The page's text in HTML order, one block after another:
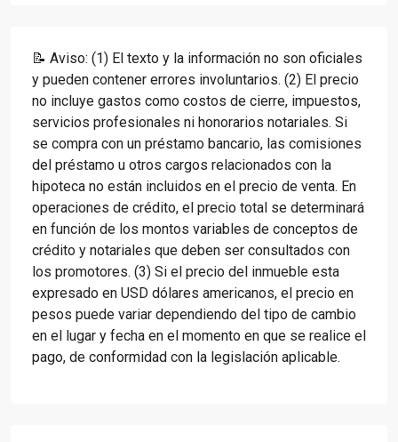
📝 Aviso: (1) El texto y la información no son oficiales
y pueden contener errores involuntarios. (2) El precio
no incluye gastos como costos de cierre, impuestos,
servicios profesionales ni honorarios notariales. Si
se compra con un préstamo bancario, las comisiones
del préstamo u otros cargos relacionados con la
hipoteca no están incluidos en el precio de venta. En
operaciones de crédito, el precio total se determinará
en función de los montos variables de conceptos de
crédito y notariales que deben ser consultados con
los promotores. (3) Si el precio del inmueble esta
expresado en USD dólares americanos, el precio en
pesos puede variar dependiendo del tipo de cambio
en el lugar y fecha en el momento en que se realice el
pago, de conformidad con la legislación aplicable.